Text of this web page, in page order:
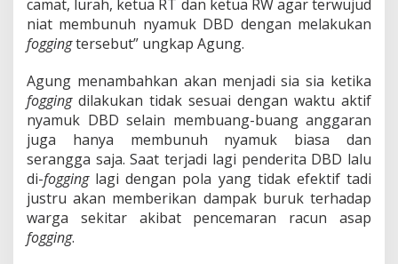
camat, lurah, ketua RT dan ketua RW agar terwujud
niat membunuh nyamuk DBD dengan melakukan
foggingtersebut” ungkap Agung.
Agung menambahkan akan menjadi sia sia ketika
foggingdilakukan tidak sesuai dengan waktu aktif
nyamuk DBD selain membuang-buang anggaran
juga hanya membunuh nyamuk biasa dan
serangga saja. Saat terjadi lagi penderita DBD lalu
di-fogginglagi dengan pola yang tidak efektif tadi
justru akan memberikan dampak buruk terhadap
warga sekitar akibat pencemaran racun asap
fogging.